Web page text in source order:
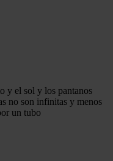
y el sol y los pantanos
no son infinitas y menos
un tubo